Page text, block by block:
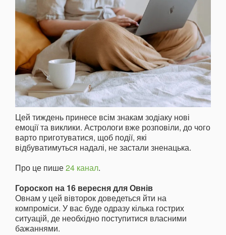
Цей тиждень принесе всім знакам зодіаку нові
емоції та виклики. Астрологи вже розповіли, до чого
варто приготуватися, щоб події, які
відбуватимуться надалі, не застали зненацька.
Про це пише24 канал.
Гороскоп на 16 вересня для Овнів
Овнам у цей вівторок доведеться йти на
компроміси. У вас буде одразу кілька гострих
ситуацій, де необхідно поступитися власними
бажаннями.